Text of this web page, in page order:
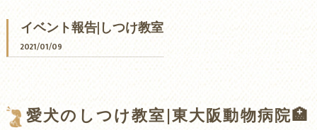
イベント報告|しつけ教室
2021/01/09
愛犬のしつけ教室|東大阪動物病院🏥